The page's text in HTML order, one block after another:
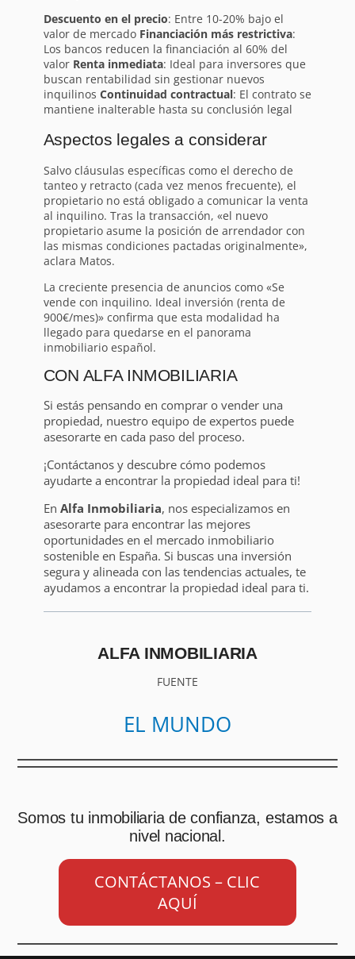
Descuento en el precio: Entre 10-20% bajo el
valor de mercado Financiación más restrictiva:
Los bancos reducen la financiación al 60% del
valor Renta inmediata: Ideal para inversores que
buscan rentabilidad sin gestionar nuevos
inquilinos Continuidad contractual: El contrato se
mantiene inalterable hasta su conclusión legal
Aspectos legales a considerar
Salvo cláusulas específicas como el derecho de
tanteo y retracto (cada vez menos frecuente), el
propietario no está obligado a comunicar la venta
al inquilino. Tras la transacción, «el nuevo
propietario asume la posición de arrendador con
las mismas condiciones pactadas originalmente»,
aclara Matos.
La creciente presencia de anuncios como «Se
vende con inquilino. Ideal inversión (renta de
900€/mes)» confirma que esta modalidad ha
llegado para quedarse en el panorama
inmobiliario español.
CON ALFA INMOBILIARIA
Si estás pensando en comprar o vender una
propiedad, nuestro equipo de expertos puede
asesorarte en cada paso del proceso.
¡Contáctanos y descubre cómo podemos
ayudarte a encontrar la propiedad ideal para ti!
En Alfa Inmobiliaria, nos especializamos en
asesorarte para encontrar las mejores
oportunidades en el mercado inmobiliario
sostenible en España. Si buscas una inversión
segura y alineada con las tendencias actuales, te
ayudamos a encontrar la propiedad ideal para ti.
ALFA INMOBILIARIA
FUENTE
EL MUNDO
Somos tu inmobiliaria de confianza, estamos a
nivel nacional.
CONTÁCTANOS – CLIC
AQUÍ